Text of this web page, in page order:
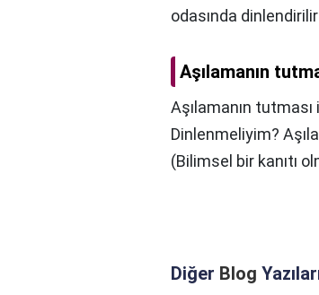
odasında
Aşılamanın
Aşılamanın tutması
Dinlenmeliyim?
(Bilimsel bir kanıtı
Diğer Blog